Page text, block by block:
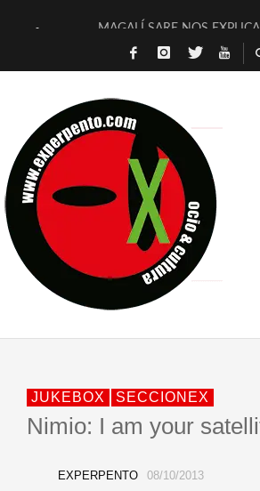
MAGALÍ SARE NOS
«NO TENGO PUTOS
[LA BOLA NEGRA] DE JAVIER
OSLO OVNIES LLEGAN
FÉLIX CALVO NOS PRESENTA [LAS
[EL SER QUERIDO] DE
ENTREVISTA A IVÁN HUMANES
ARRABAL, ARRABAL,
JUKEBOX SECCIONEX
Nimio: I am your
EXPERPENTO 08/10/2013